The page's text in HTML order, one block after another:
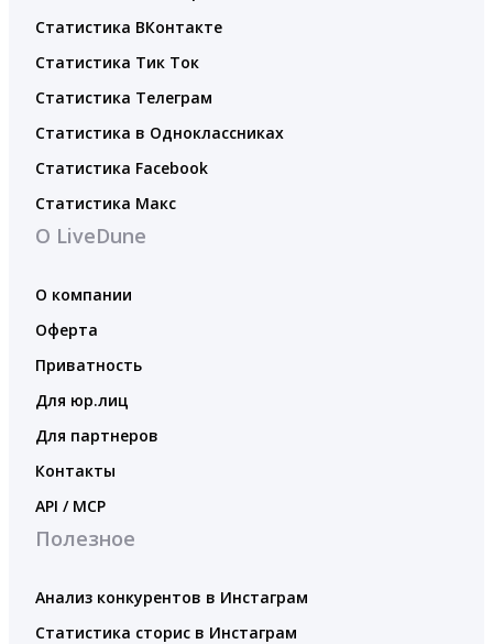
Статистика ВКонтакте
Статистика Тик Ток
Статистика Телеграм
Статистика в Одноклассниках
Статистика Facebook
Статистика Макс
О LiveDune
О компании
Оферта
Приватность
Для юр.лиц
Для партнеров
Контакты
API / MCP
Полезное
Анализ конкурентов в Инстаграм
Статистика сторис в Инстаграм